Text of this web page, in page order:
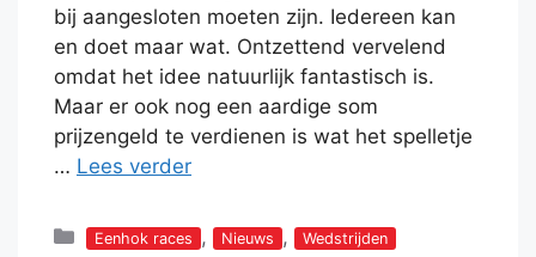
bij aangesloten moeten zijn. Iedereen kan
en doet maar wat. Ontzettend vervelend
omdat het idee natuurlijk fantastisch is.
Maar er ook nog een aardige som
prijzengeld te verdienen is wat het spelletje
… Lees verder
Categorieën
Eenhok races , Nieuws , Wedstrijden